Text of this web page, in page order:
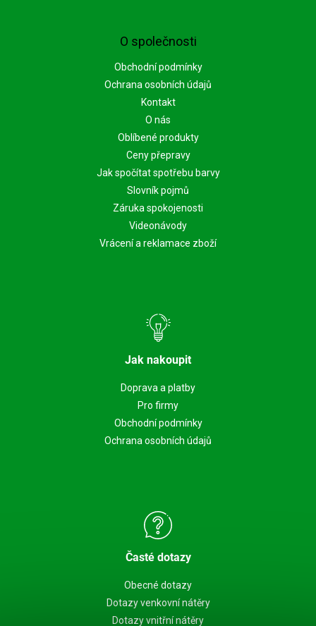
O společnosti
Obchodní podmínky
Ochrana osobních údajů
Kontakt
O nás
Oblíbené produkty
Ceny přepravy
Jak spočítat spotřebu barvy
Slovník pojmů
Záruka spokojenosti
Videonávody
Vrácení a reklamace zboží
Jak nakoupit
Doprava a platby
Pro firmy
Obchodní podmínky
Ochrana osobních údajů
Časté dotazy
Obecné dotazy
Dotazy venkovní nátěry
Dotazy vnitřní nátěry